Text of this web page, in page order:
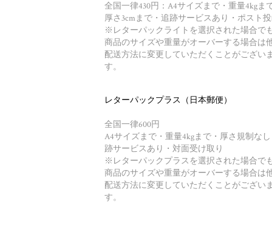
全国一律430円：A4サイズまで・重量4kgま
厚さ3cmまで・追跡サービスあり・ポスト
※レターパックライトを選択された場合でも
商品のサイズや重量がオーバーする場合は
配送方法に変更していただくことがございま
す。
レターパックプラス（日本郵便）
全国一律600円
A4サイズまで・重量4kgまで・厚さ規制な
跡サービスあり・対面受け取り
※レターパックプラスを選択された場合でも
商品のサイズや重量がオーバーする場合は
配送方法に変更していただくことがございま
す。